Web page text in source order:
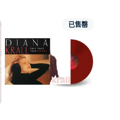
Your
Heart
(Red
Vinyl)
(UShop
已售罄